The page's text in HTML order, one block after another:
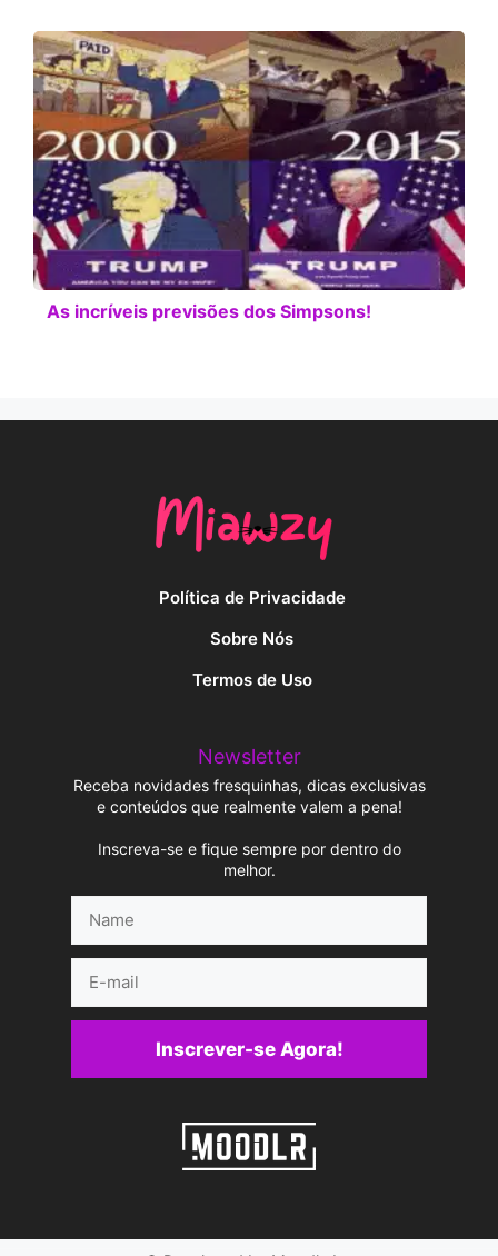
As incríveis previsões dos Simpsons!
Política de Privacidade
Sobre Nós
Termos de Uso
Newsletter
Receba novidades fresquinhas, dicas exclusivas
e conteúdos que realmente valem a pena!
Inscreva-se e fique sempre por dentro do
melhor.
mail
Inscrever-se Agora!